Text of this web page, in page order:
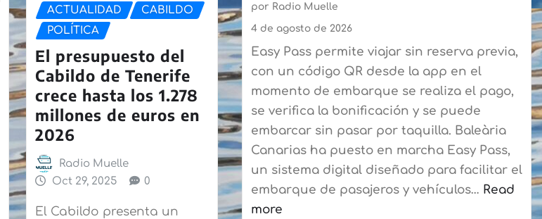
ACTUALIDAD
CABILDO
POLÍTICA
El presupuesto del
Cabildo de Tenerife
crece hasta los 1.278
millones de euros en
2026
Radio Muelle
Oct 29, 2025
0
El Cabildo presenta un
de
Vela
Latina
Canaria
de
Botes
consolidan
su
curso
de
verano
por Radio Muelle
4 de agosto de 2026
Easy Pass permite viajar sin reserva previa,
con un código QR desde la app en el
momento de embarque se realiza el pago,
se verifica la bonificación y se puede
embarcar sin pasar por taquilla. Baleària
Canarias ha puesto en marcha Easy Pass,
un sistema digital diseñado para facilitar el
embarque de pasajeros y vehículos… Read
more